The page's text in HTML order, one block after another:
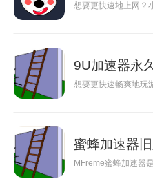
想要更快速地上网？
9U加速器永
想要更快速畅爽地玩
蜜蜂加速器
MFreme蜜蜂加速器